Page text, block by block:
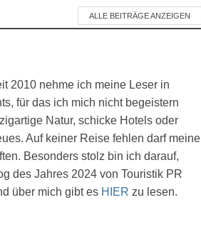
ALLE BEITRÄGE ANZEIGEN
2010 nehme ich meine Leser in
für das ich mich nicht begeistern
Natur, schicke Hotels oder
Auf keiner Reise fehlen darf meine
Besonders stolz bin ich darauf,
des Jahres 2024 von Touristik PR
über mich gibt es HIER zu lesen.